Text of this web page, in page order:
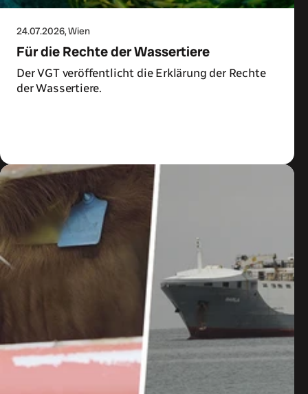
24.07.2026, Wien
Für die Rechte der Wassertiere
Der VGT veröffentlicht die Erklärung der Rechte
der Wassertiere.